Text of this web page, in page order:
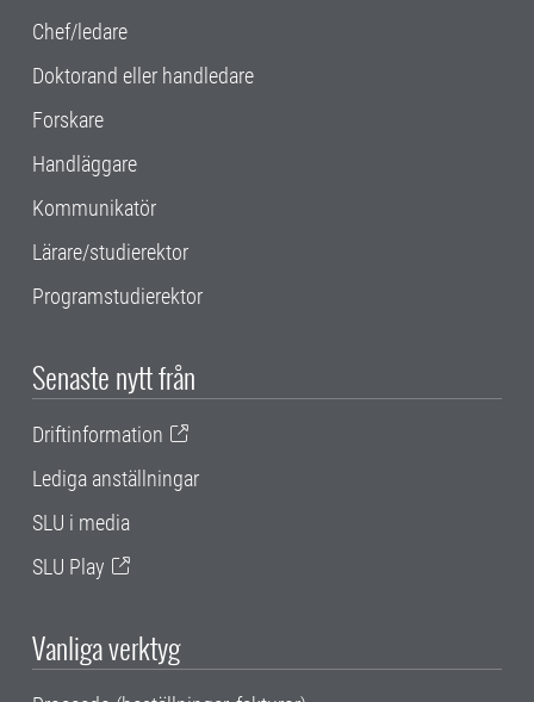
Chef/ledare
Doktorand eller handledare
Forskare
Handläggare
Kommunikatör
Lärare/studierektor
Programstudierektor
Senaste nytt från
Driftinformation
Lediga anställningar
SLU i media
SLU Play
Vanliga verktyg